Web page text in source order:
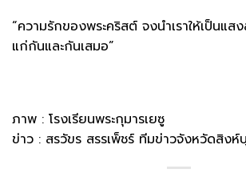
“ความรักของพระคริสต์ จงนำเราให้เป็นแส
แก่กันและกันเสมอ”
ภาพ : โรงเรียนพระกุมารเยซู
ข่าว : สรวัขร สรรเพ็ชร์ ทีมข่าวจังหวัดสิง